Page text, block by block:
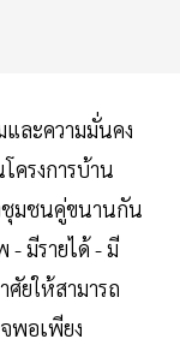
ละความมั่นคง
ครงการบ้าน
ชุมชนคู่ขนานกัน
- มีรายได้ - มี
ยให้สามารถ
พอเพียง